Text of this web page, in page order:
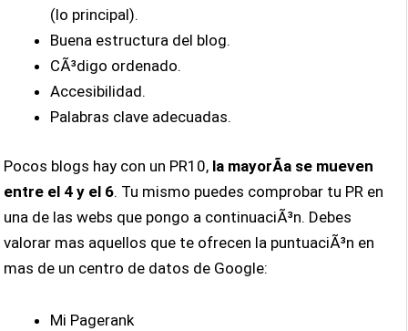
(lo principal).
Buena estructura del blog.
CÃ³digo ordenado.
Accesibilidad.
Palabras clave adecuadas.
Pocos blogs hay con un PR10, la mayorÃ­a se mueven
entre el 4 y el 6. Tu mismo puedes comprobar tu PR en
una de las webs que pongo a continuaciÃ³n. Debes
valorar mas aquellos que te ofrecen la puntuaciÃ³n en
mas de un centro de datos de Google:
Mi Pagerank